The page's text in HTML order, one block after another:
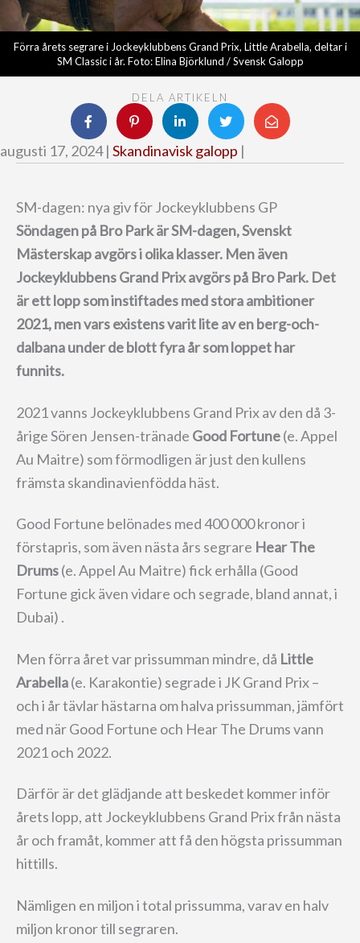
Förra årets segrare i Jockeyklubbens Grand Prix, Little Arabella, deltar i
SM Classic i år. Foto: Elina Björklund / Svensk Galopp
DELA ARTIKELN
augusti 17, 2024 | Skandinavisk galopp |
SM-dagen: nya giv för Jockeyklubbens GP
Söndagen på Bro Park är SM-dagen, Svenskt
Mästerskap avgörs i olika klasser. Men även
Jockeyklubbens Grand Prix avgörs på Bro Park. Det
är ett lopp som instiftades med stora ambitioner
2021, men vars existens varit lite av en berg-och-
dalbana under de blott fyra år som loppet har
funnits.
2021 vanns Jockeyklubbens Grand Prix av den då 3-
årige Sören Jensen-tränade Good Fortune(e. Appel
Au Maitre) som förmodligen är just den kullens
främsta skandinavienfödda häst.
Good Fortune belönades med 400 000 kronor i
förstapris, som även nästa års segrare Hear The
Drums(e. Appel Au Maitre) fick erhålla (Good
Fortune gick även vidare och segrade, bland annat, i
Dubai) .
Men förra året var prissumman mindre, då Little
Arabella(e. Karakontie) segrade i JK Grand Prix –
och i år tävlar hästarna om halva prissumman, jämfört
med när Good Fortune och Hear The Drums vann
2021 och 2022.
Därför är det glädjande att beskedet kommer inför
årets lopp, att Jockeyklubbens Grand Prix från nästa
år och framåt, kommer att få den högsta prissumman
hittills.
Nämligen en miljon i total prissumma, varav en halv
miljon kronor till segraren.